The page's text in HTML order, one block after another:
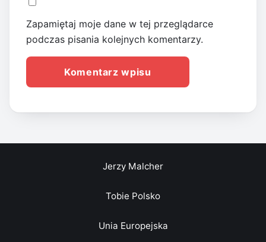
Zapamiętaj moje dane w tej przeglądarce
podczas pisania kolejnych komentarzy.
Jerzy Malcher
Tobie Polsko
Unia Europejska